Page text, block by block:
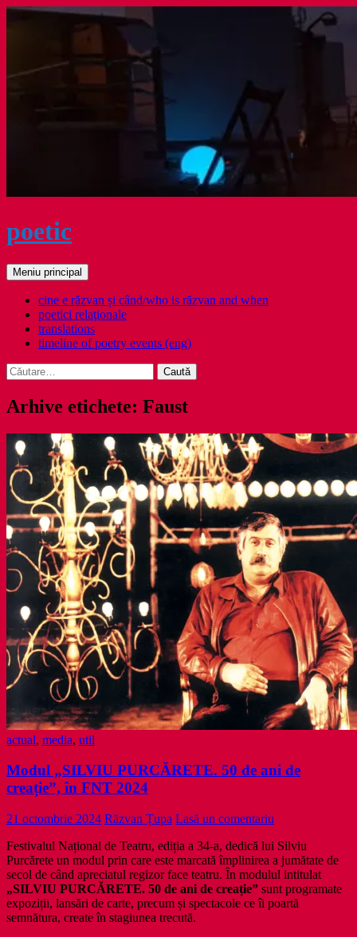
poetic
Caută
Meniu principal
cine e răzvan și când/who is răzvan and when
poetici relaţionale
translations
timeline of poetry events (eng)
Caută
după:
Arhive etichete: Faust
actual, media, util
Modul „SILVIU PURCĂRETE. 50 de ani de
creație”, în FNT 2024
21 octombrie 2024 Răzvan Țupa Lasă un comentariu
Festivalul Național de Teatru, ediția a 34-a, dedică lui Silviu
Purcărete un modul prin care este marcată împlinirea a jumătate de
secol de când apreciatul regizor face teatru. În modulul intitulat
„SILVIU PURCĂRETE. 50 de ani de creație” sunt programate
expoziții, lansări de carte, precum și spectacole ce îi poartă
semnătura, create în stagiunea trecută.